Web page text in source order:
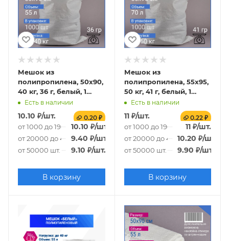
Мешок из
полипропилена, 50x90,
40 кг, 36 г, белый, 1
СОРТ
Есть в наличии
10.10 ₽/шт. 0.20 ₽
от 1000 до 19000 шт.
10.10 ₽/шт.
от 20000 до 49000 шт.
9.40 ₽/шт.
от 50000 шт. 9.10 ₽/шт.
В корзину
Мешок из
полипропилена, 55x95,
50 кг, 41 г, белый, 1
СОРТ
Есть в наличии
11₽/шт. 0.22 ₽
от 1000 до 19000 шт.
11 ₽/шт.
от 20000 до 49000 шт.
10.20 ₽/шт.
от 50000 шт. 9.90 ₽/шт.
В корзину